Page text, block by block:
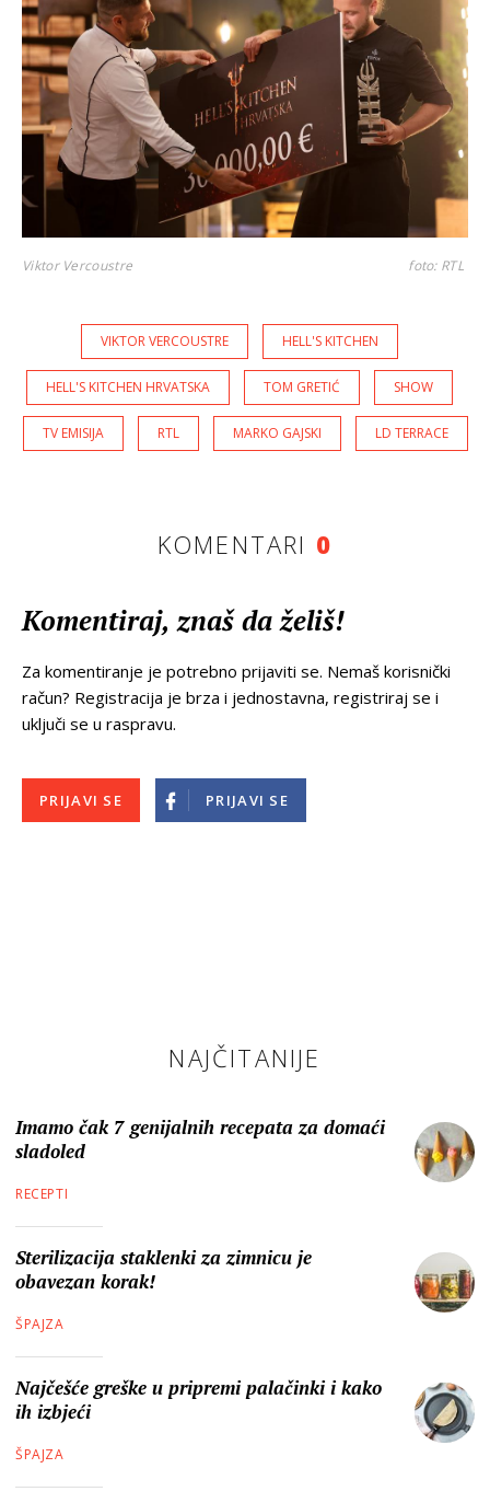
Viktor Vercoustre foto: RTL
VIKTOR VERCOUSTRE HELL'S KITCHEN
HELL'S KITCHEN HRVATSKA TOM GRETIĆ SHOW
TV EMISIJA RTL MARKO GAJSKI LD TERRACE
KOMENTARI 0
Komentiraj, znaš da želiš!
Za komentiranje je potrebno prijaviti se. Nemaš korisnički
račun? Registracija je brza i jednostavna, registriraj se i
uključi se u raspravu.
PRIJAVI SE PRIJAVI SE
NAJČITANIJE
Imamo čak 7 genijalnih recepata za domaći
sladoled
RECEPTI
Sterilizacija staklenki za zimnicu je
obavezan korak!
ŠPAJZA
Najčešće greške u pripremi palačinki i kako
ih izbjeći
ŠPAJZA